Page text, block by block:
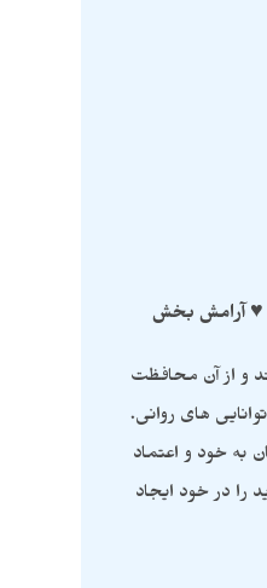
♥ آرامش بخش
و از آن محافظت
های روانی.
به خود و اعتماد
را در خود ایجاد